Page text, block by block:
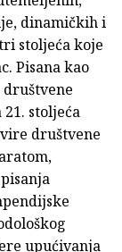
dinamičkih i
stoljeća koje
Pisana kao
stoljeća
društvene
upućivanja